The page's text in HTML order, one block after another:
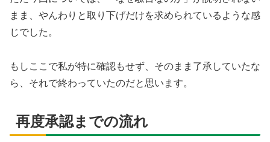
まま、やんわりと取り下げだけを求められているような感
じでした。
もしここで私が特に確認もせず、そのまま了承していたな
ら、それで終わっていたのだと思います。
再度承認までの流れ